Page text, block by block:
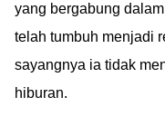
yang bergabung
telah tumbuh menjadi
sayangnya ia tidak
hiburan.